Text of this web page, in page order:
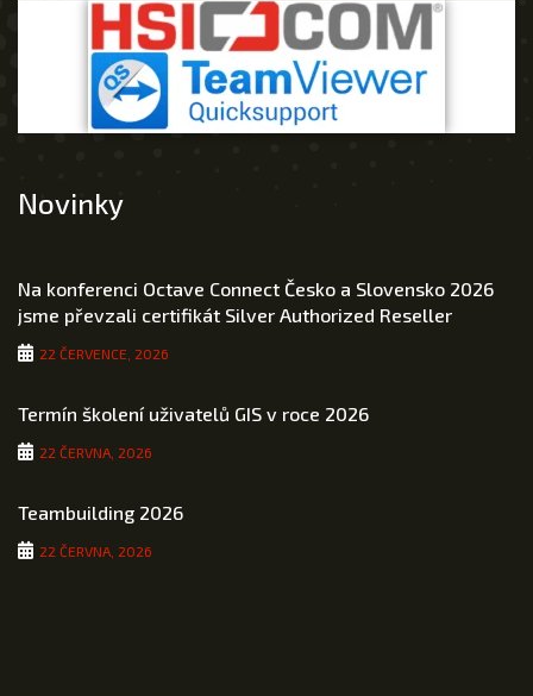
Novinky
Na konferenci Octave Connect Česko a Slovensko 2026
jsme převzali certifikát Silver Authorized Reseller
22 ČERVENCE, 2026
Termín školení uživatelů GIS v roce 2026
22 ČERVNA, 2026
Teambuilding 2026
22 ČERVNA, 2026